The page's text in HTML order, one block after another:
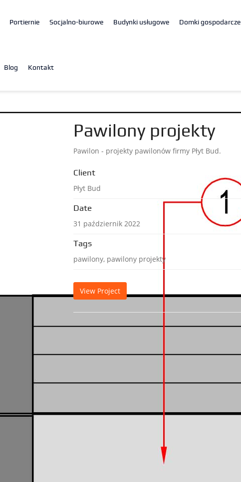
Portiernie Socjalno-biurowe Budynki usługowe Domki gospodarcze
Blog Kontakt
Pawilony projekty
Pawilon - projekty pawilonów firmy Płyt Bud.
Client
Płyt Bud
Date
31 październik 2022
Tags
pawilony, pawilony projekty
View Project